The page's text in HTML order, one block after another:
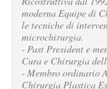
moderna Equipe di
le tecniche di
microchirurgia.
- Past President e
Cura e Chirurgia
- Membro ordinario
Chirurgia Plastica